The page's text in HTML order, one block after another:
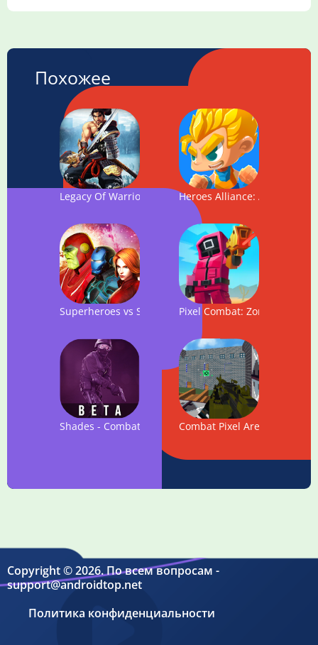
Похожее
Legacy Of Warrior: Action RPG GameHeroes Alliance: Action
Superheroes vs Super Villains - Real Fighting Game
Pixel Combat: Zombies Strike
Shades - Combat Militia Combat Pixel Arena 3D
Copyright © 2026. По всем вопросам -
support@androidtop.net
Политика конфиденциальности